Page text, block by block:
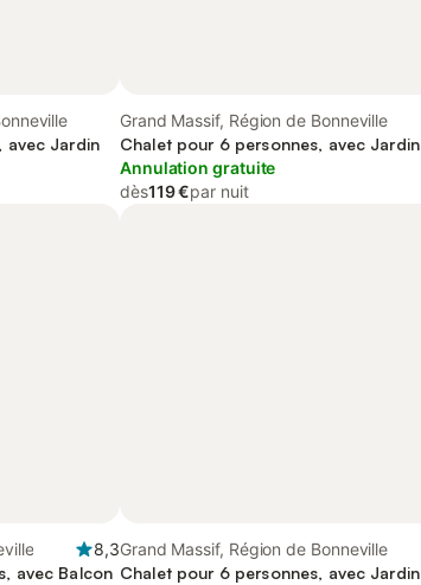
avec Jardin
Grand Massif, Région de Bonneville
Chalet pour 6 personnes, avec Jardin
Annulation gratuite
dès119 €par nuit
8,3
avec Balcon
Grand Massif, Région de Bonneville
Chalet pour 6 personnes, avec Jardin